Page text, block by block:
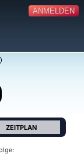
ANMELDEN
ZEITPLAN